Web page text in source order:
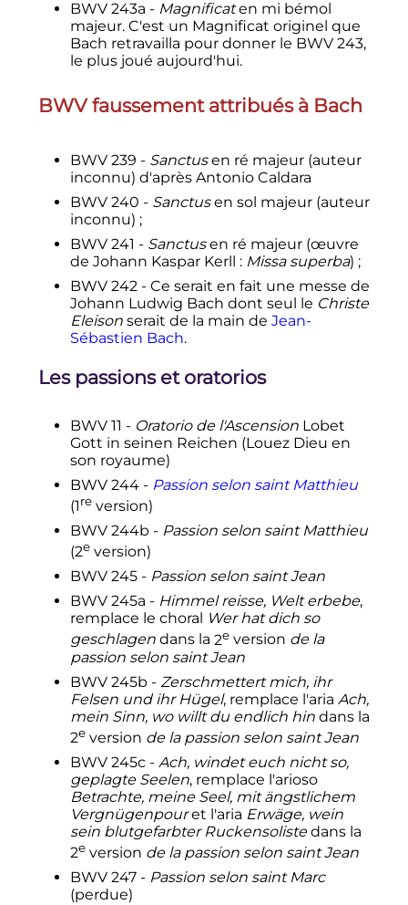
BWV 243a - Magnificaten mi bémol
majeur. C'est un Magnificat originel que
Bach retravailla pour donner le BWV 243,
le plus joué aujourd'hui.
BWV faussement attribués à Bach
BWV 239 - Sanctusen ré majeur (auteur
inconnu) d'après Antonio Caldara
BWV 240 - Sanctusen sol majeur (auteur
inconnu) ;
BWV 241 - Sanctusen ré majeur (œuvre
de Johann Kaspar Kerll : Missa superba) ;
BWV 242 - Ce serait en fait une messe de
Johann Ludwig Bach dont seul le Christe
Eleisonserait de la main de Jean-
Sébastien Bach.
Les passions et oratorios
BWV 11 - Oratorio de l'AscensionLobet
Gott in seinen Reichen (Louez Dieu en
son royaume)
BWV 244 - Passion selon saint Matthieu
(1re version)
BWV 244b - Passion selon saint Matthieu
(2e version)
BWV 245 - Passion selon saint Jean
BWV 245a - Himmel reisse, Welt erbebe,
remplace le choral
Wer hat dich so
geschlagendans la 2e version de la
passion selon saint Jean
BWV 245b - Zerschmettert mich, ihr
Felsen und ihr Hügel, remplace l'aria Ach,
mein Sinn, wo willt du endlich hindans la
2e version de la passion selon saint Jean
BWV 245c - Ach, windet euch nicht so,
geplagte Seelen, remplace l'arioso
Betrachte, meine Seel, mit ängstlichem
Vergnügenpouret l'aria Erwäge, wein
sein blutgefarbter Ruckensolistedans la
2e version de la passion selon saint Jean
BWV 247 - Passion selon saint Marc
(perdue)